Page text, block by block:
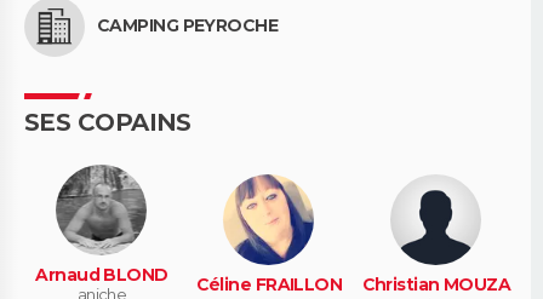
CAMPING PEYROCHE
SES COPAINS
Arnaud BLOND
aniche Céline FRAILLON Christian MOUZA